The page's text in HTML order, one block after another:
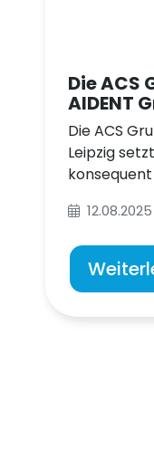
Die ACS
AIDENT
Die ACS
Leipzig
12.08.2025